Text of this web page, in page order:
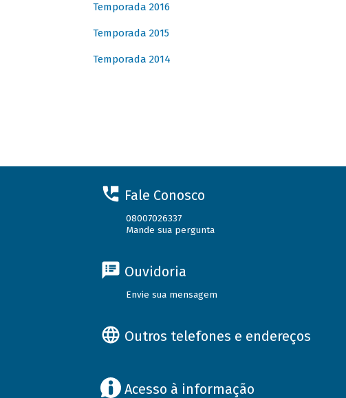
Temporada 2016
Temporada 2015
Temporada 2014
Fale Conosco
08007026337
Mande sua pergunta
Ouvidoria
Envie sua mensagem
Outros telefones e endereços
Acesso à informação